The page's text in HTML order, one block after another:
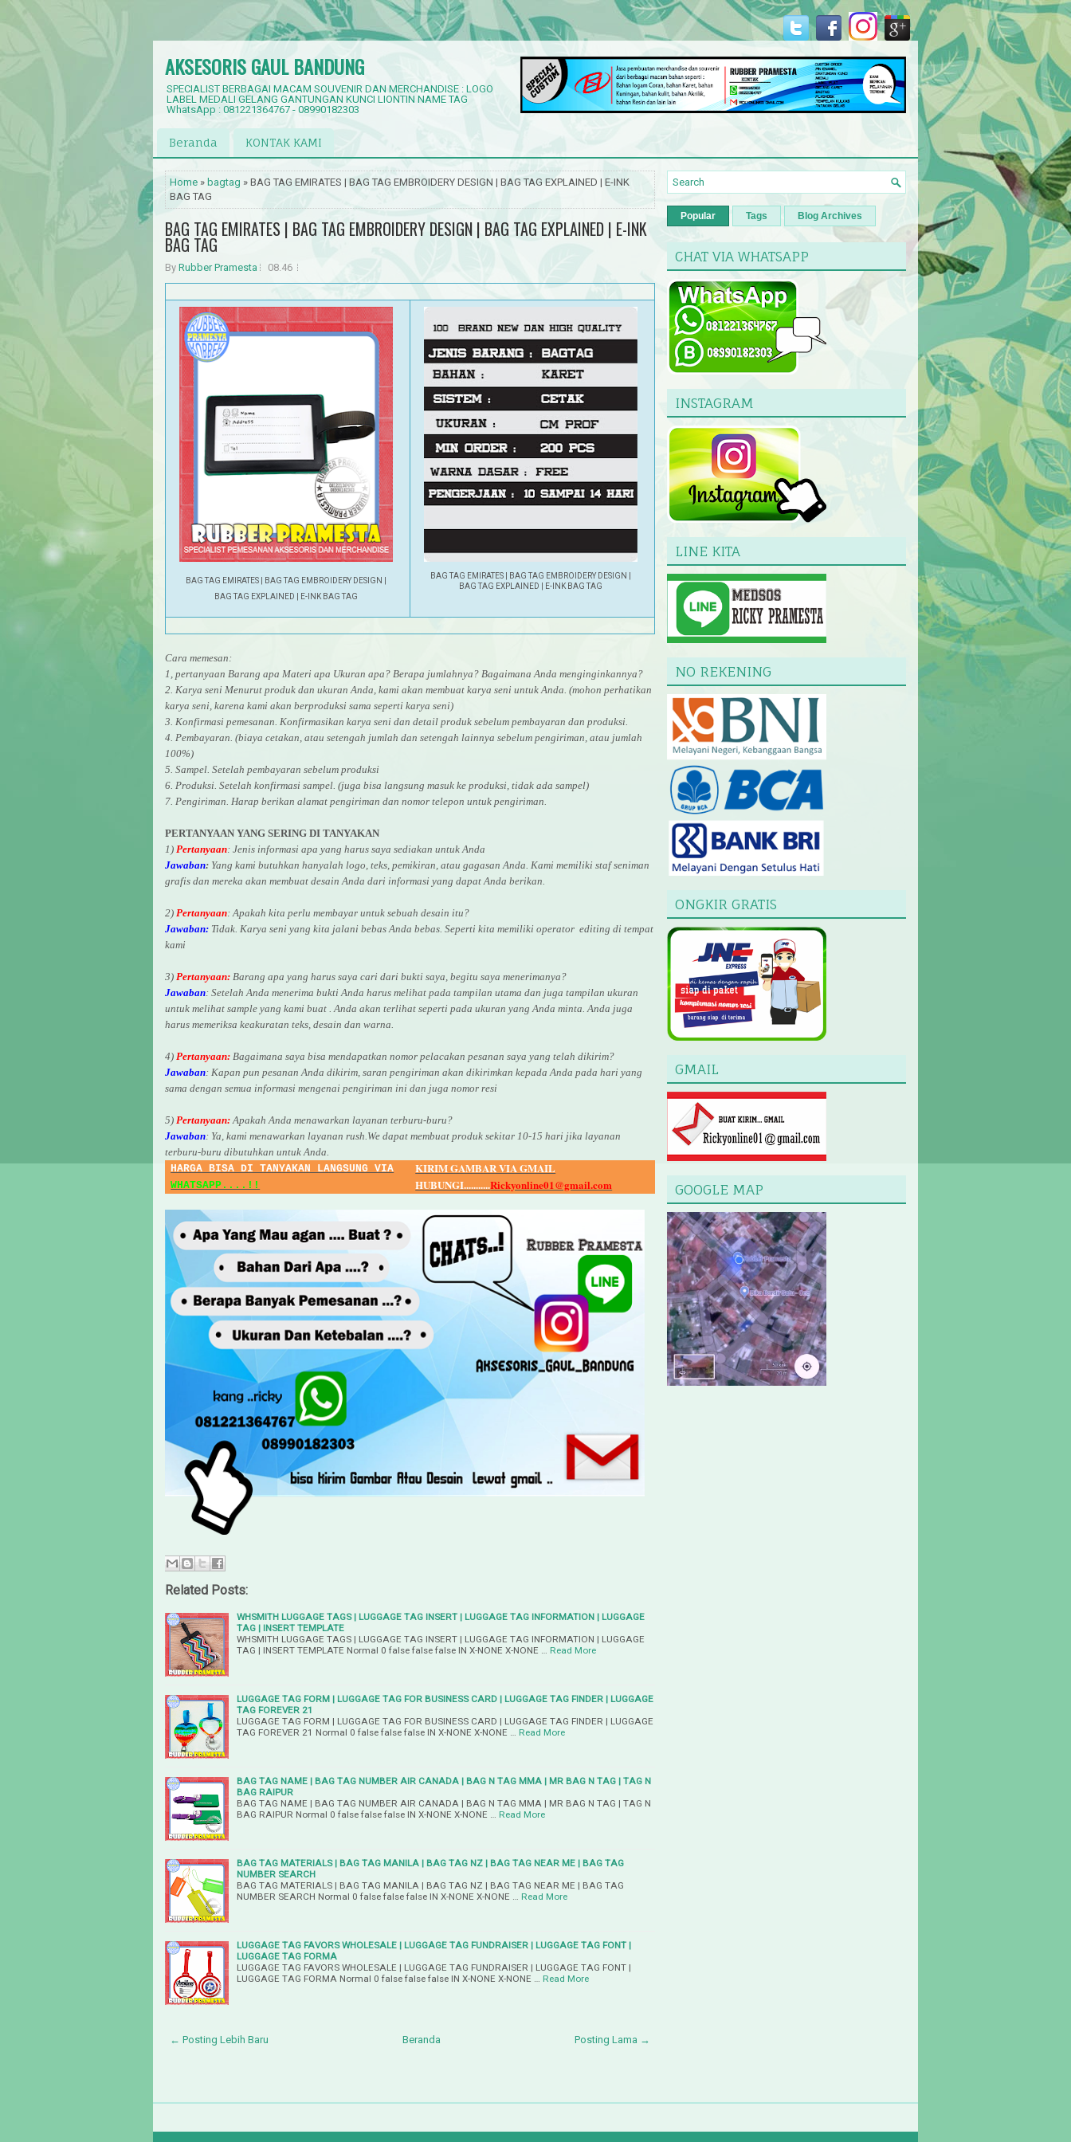
AKSESORIS GAUL BANDUNG
SPECIALIST BERBAGAI MACAM SOUVENIR DAN MERCHANDISE : LOGO
LABEL MEDALI GELANG GANTUNGAN KUNCI LIONTIN NAME TAG
WhatsApp : 081221364767 - 08990182303
Beranda KONTAK KAMI
Home » bagtag » BAG TAG EMIRATES | BAG TAG EMBROIDERY DESIGN | BAG TAG EXPLAINED | E-INK
BAG TAG
BAG TAG EMIRATES | BAG TAG EMBROIDERY DESIGN | BAG TAG EXPLAINED | E-INK
BAG TAG
By Rubber Pramesta 08.46
BAG TAG EMIRATES BAG TAG EMBROIDERY DESIGN
BAG TAG EXPLAINED
E-INK BAG TAG
BAG TAG EMIRATES BAG TAG EMBROIDERY DESIGN
BAG TAG EXPLAINED
E-INK BAG TAG
Cara memesan:
1, pertanyaan Barang apa Materi apa Ukuran apa? Berapa jumlahnya? Bagaimana Anda menginginkannya?
2. Karya seni Menurut produk dan ukuran Anda, kami akan membuat karya seni untuk Anda. (mohon perhatikan
karya seni, karena kami akan berproduksi sama seperti karya seni)
3. Konfirmasi pemesanan. Konfirmasikan karya seni dan detail produk sebelum pembayaran dan produksi.
4. Pembayaran. (biaya cetakan, atau setengah jumlah dan setengah lainnya sebelum pengiriman, atau jumlah
100%)
5. Sampel. Setelah pembayaran sebelum produksi
6. Produksi. Setelah konfirmasi sampel. (juga bisa langsung masuk ke produksi, tidak ada sampel)
7. Pengiriman. Harap berikan alamat pengiriman dan nomor telepon untuk pengiriman.
PERTANYAAN YANG SERING DI TANYAKAN
1) Pertanyaan: Jenis informasi apa yang harus saya sediakan untuk Anda
Jawaban: Yang kami butuhkan hanyalah logo, teks, pemikiran, atau gagasan Anda. Kami memiliki staf seniman
grafis dan mereka akan membuat desain Anda dari informasi yang dapat Anda berikan.
2) Pertanyaan: Apakah kita perlu membayar untuk sebuah desain itu?
Jawaban: Tidak. Karya seni yang kita jalani bebas Anda bebas. Seperti kita memiliki operator editing di tempat
kami
3) Pertanyaan: Barang apa yang harus saya cari dari bukti saya, begitu saya menerimanya?
Jawaban: Setelah Anda menerima bukti Anda harus melihat pada tampilan utama dan juga tampilan ukuran
untuk melihat sample yang kami buat . Anda akan terlihat seperti pada ukuran yang Anda minta. Anda juga
harus memeriksa keakuratan teks, desain dan warna.
4) Pertanyaan: Bagaimana saya bisa mendapatkan nomor pelacakan pesanan saya yang telah dikirim?
Jawaban: Kapan pun pesanan Anda dikirim, saran pengiriman akan dikirimkan kepada Anda pada hari yang
sama dengan semua informasi mengenai pengiriman ini dan juga nomor resi
5) Pertanyaan:Apakah Anda menawarkan layanan terburu-buru?
Jawaban: Ya, kami menawarkan layanan rush.We dapat membuat produk sekitar 10-15 hari jika layanan
terburu-buru dibutuhkan untuk Anda.
HARGA BISA DI TANYAKAN LANGSUNG VIA
WHATSAPP....!!
KIRIM GAMBAR VIA GMAIL
HUBUNGI...........Rickyonline01@gmail.com
Related Posts:
WHSMITH LUGGAGE TAGS | LUGGAGE TAG INSERT | LUGGAGE TAG INFORMATION | LUGGAGE
TAG | INSERT TEMPLATE
WHSMITH LUGGAGE TAGS | LUGGAGE TAG INSERT | LUGGAGE TAG INFORMATION | LUGGAGE
TAG | INSERT TEMPLATE Normal 0 false false false IN X-NONE X-NONE …
Read More
LUGGAGE TAG FORM | LUGGAGE TAG FOR BUSINESS CARD | LUGGAGE TAG FINDER | LUGGAGE
TAG FOREVER 21
LUGGAGE TAG FORM | LUGGAGE TAG FOR BUSINESS CARD | LUGGAGE TAG FINDER | LUGGAGE
TAG FOREVER 21 Normal 0 false false false IN X-NONE X-NONE …
Read More
BAG TAG NAME | BAG TAG NUMBER AIR CANADA | BAG N TAG MMA | MR BAG N TAG | TAG N
BAG RAIPUR
BAG TAG NAME | BAG TAG NUMBER AIR CANADA | BAG N TAG MMA | MR BAG N TAG | TAG N
BAG RAIPUR Normal 0 false false false IN X-NONE X-NONE …
Read More
BAG TAG MATERIALS | BAG TAG MANILA | BAG TAG NZ | BAG TAG NEAR ME | BAG TAG
NUMBER SEARCH
BAG TAG MATERIALS | BAG TAG MANILA | BAG TAG NZ | BAG TAG NEAR ME | BAG TAG
NUMBER SEARCH Normal 0 false false false IN X-NONE X-NONE …
Read More
LUGGAGE TAG FAVORS WHOLESALE | LUGGAGE TAG FUNDRAISER | LUGGAGE TAG FONT |
LUGGAGE TAG FORMA
LUGGAGE TAG FAVORS WHOLESALE | LUGGAGE TAG FUNDRAISER | LUGGAGE TAG FONT |
LUGGAGE TAG FORMA Normal 0 false false false IN X-NONE X-NONE …
Read More
← Posting Lebih Baru Posting Lama →
Beranda
Popular Tags Blog Archives
CHAT VIA WHATSAPP
INSTAGRAM
LINE KITA
NO REKENING
ONGKIR GRATIS
GMAIL
GOOGLE MAP